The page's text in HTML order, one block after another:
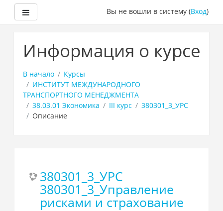
основному
Вы не вошли в систему (Вход)
Информация о курсе
В начало
Курсы
ИНСТИТУТ МЕЖДУНАРОДНОГО
ТРАНСПОРТНОГО МЕНЕДЖМЕНТА
38.03.01 Экономика
III курс
380301_3_УРС
Описание
380301_3_УРС
380301_3_Управление
рисками и страхование